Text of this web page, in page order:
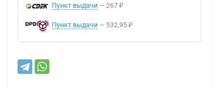
Пункт выдачи 267 ₽
Пункт выдачи 532,95 ₽